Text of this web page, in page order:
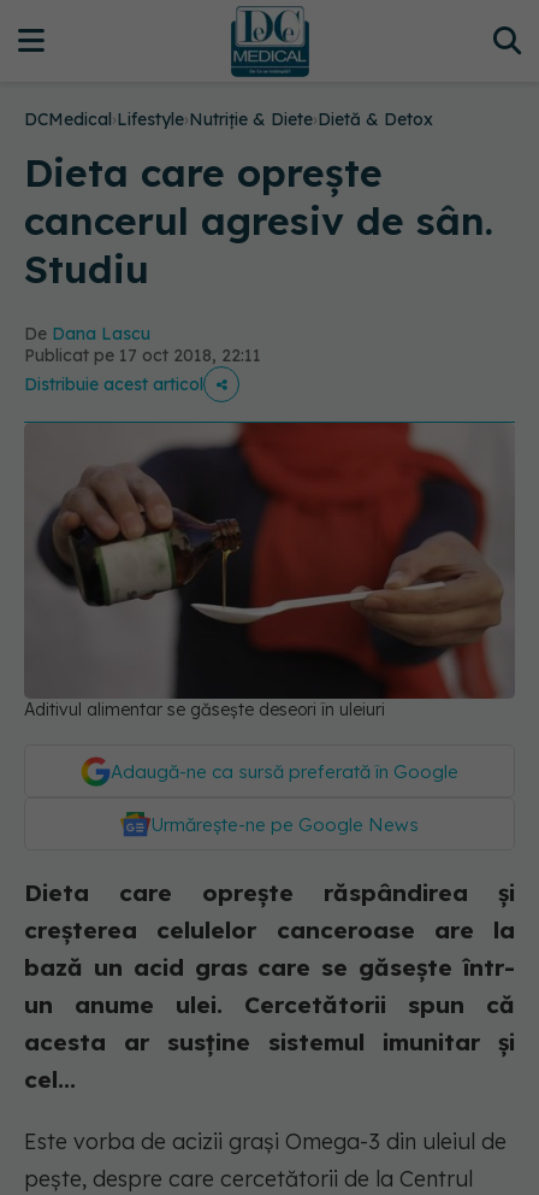
DCMedical›Lifestyle›Nutriție & Diete›Dietă & Detox
Dieta care oprește
cancerul agresiv de sân.
Studiu
De Dana Lascu
Publicat pe 17 oct 2018, 22:11
Distribuie acest articol
Aditivul alimentar se găsește deseori în uleiuri
Adaugă-ne ca sursă preferată în Google
Urmărește-ne pe Google News
Dieta care oprește răspândirea și
creșterea celulelor canceroase are la
bază un acid gras care se găsește într-
un anume ulei. Cercetătorii spun că
acesta ar susține sistemul imunitar și
cel...
Este vorba de acizii grași Omega-3 din uleiul de
pește, despre care cercetătorii de la Centrul